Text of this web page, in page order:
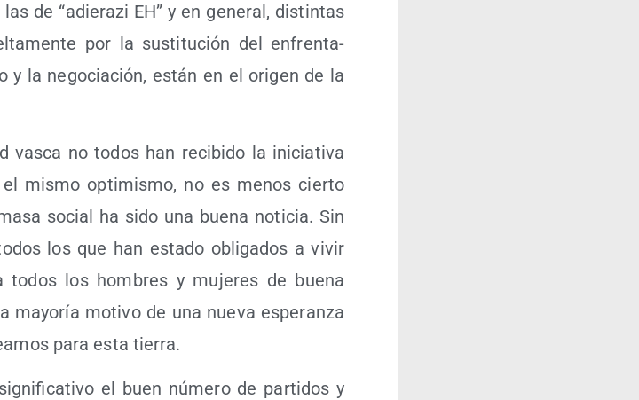
de “adie­ra­zi EH” y en gene­ral, dis­tin­tas
por la sus­ti­tu­ción del enfren­ta­
y la nego­cia­ción, están en el ori­gen de la
vas­ca no todos han reci­bi­do la ini­cia­ti­va
mis­mo opti­mis­mo, no es menos cier­to
social ha sido una bue­na noti­cia. Sin
los que han esta­do obli­ga­dos a vivir
todos los hom­bres y muje­res de bue­na
mayo­ría moti­vo de una nue­va espe­ran­za
para esta tierra.
el buen núme­ro de par­ti­dos y